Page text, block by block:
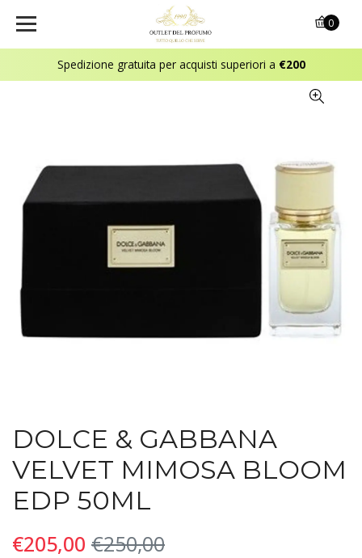
Spedizione gratuita per acquisti superiori a €200
0
DOLCE & GABBANA
VELVET MIMOSA BLOOM
EDP 50ML
€205,00 €250,00